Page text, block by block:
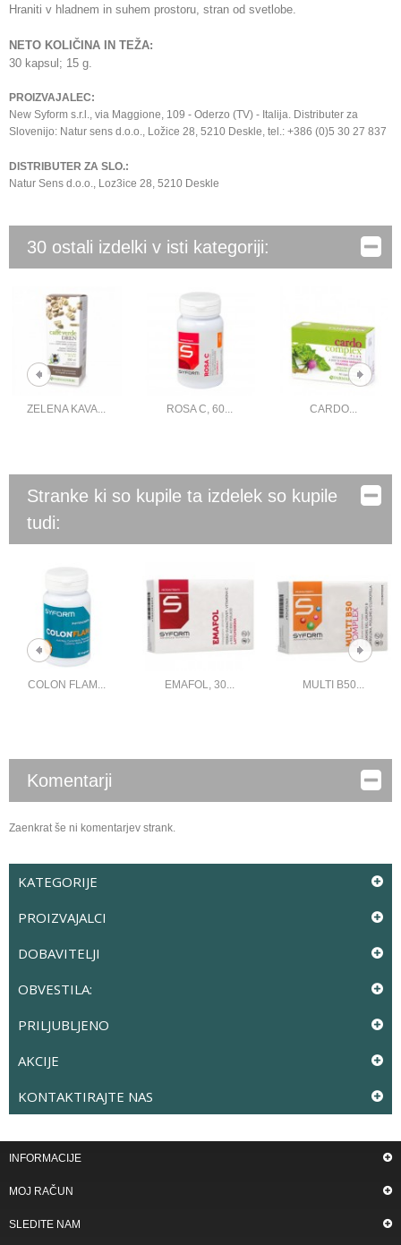
Hraniti v hladnem in suhem prostoru, stran od svetlobe.
NETO KOLIČINA IN TEŽA:
30 kapsul; 15 g.
PROIZVAJALEC:
New Syform s.r.l., via Maggione, 109 - Oderzo (TV) - Italija. Distributer za
Slovenijo: Natur sens d.o.o., Ložice 28, 5210 Deskle, tel.: +386 (0)5 30 27 837
DISTRIBUTER ZA SLO.:
Natur Sens d.o.o., Loz3ice 28, 5210 Deskle
30 ostali izdelki v isti kategoriji:
ZELENA KAVA... ROSA C, 60... CARDO...
Stranke ki so kupile ta izdelek so kupile
tudi:
COLON FLAM... EMAFOL, 30... MULTI B50...
Komentarji
Zaenkrat še ni komentarjev strank.
KATEGORIJE
PROIZVAJALCI
DOBAVITELJI
OBVESTILA:
PRILJUBLJENO
AKCIJE
KONTAKTIRAJTE NAS
INFORMACIJE
MOJ RAČUN
SLEDITE NAM